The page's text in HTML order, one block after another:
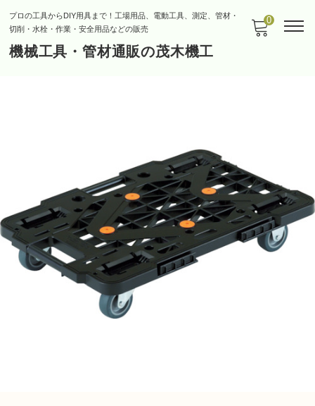
プロの工具からDIY用具まで！工場用品、電動工具、測定、管材・
切削・水栓・作業・安全用品などの販売
機械工具・管材通販の茂木機工
0